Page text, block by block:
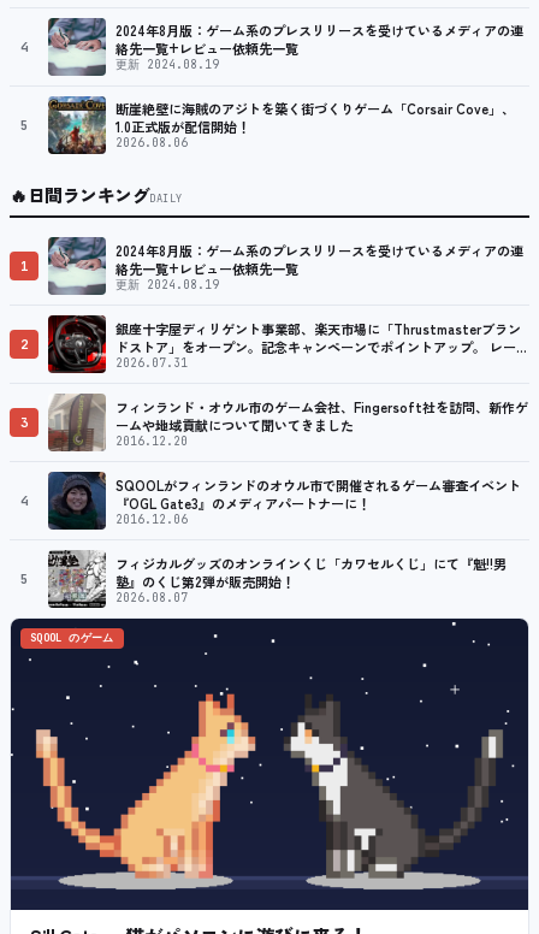
4
2024年8月版：ゲーム系のプレスリリースを受けているメディアの連
絡先一覧+レビュー依頼先一覧
更新 2024.08.19
5
断崖絶壁に海賊のアジトを築く街づくりゲーム「Corsair Cove」、
1.0正式版が配信開始！
2026.08.06
🔥日間ランキングDAILY
1
2024年8月版：ゲーム系のプレスリリースを受けているメディアの連
絡先一覧+レビュー依頼先一覧
更新 2024.08.19
2
銀座十字屋ディリゲント事業部、楽天市場に「Thrustmasterブラン
ドストア」をオープン。記念キャンペーンでポイントアップ。 レーシ
ング／フライトシム向けコントローラーを中心に、幅広くラインナッ
2026.07.31
3
フィンランド・オウル市のゲーム会社、Fingersoft社を訪問、新作ゲ
ームや地域貢献について聞いてきました
2016.12.20
4
SQOOLがフィンランドのオウル市で開催されるゲーム審査イベント
『OGL Gate3』のメディアパートナーに！
2016.12.06
5
フィジカルグッズのオンラインくじ「カワセルくじ」にて『魁!!男
塾』のくじ第2弾が販売開始！
2026.08.07
SQOOL のゲーム